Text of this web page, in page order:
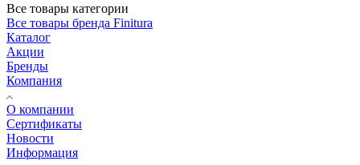
Все товары категории
Все товары бренда Finitura
Каталог
Акции
Бренды
Компания
О компании
Сертификаты
Новости
Информация